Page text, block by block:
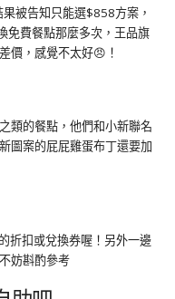
被告知只能選$858方案，
免費餐點那麼多次，王品旗
價，感覺不太好😠！
類的餐點，他們和小新聯名
圖案的屁屁雞蛋布丁還要加
折扣或兌換券喔！另外一邊
妨斟酌參考